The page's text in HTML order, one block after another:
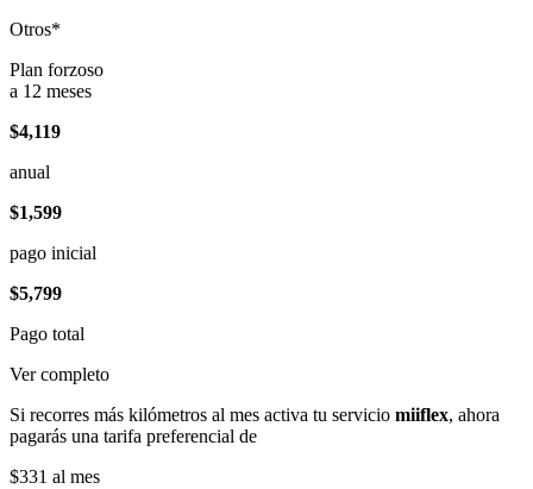
Otros*
Plan forzoso
a 12 meses
$4,119
anual
$1,599
pago inicial
$5,799
Pago total
Ver completo
Si recorres más kilómetros al mes activa tu servicio miiflex, ahora
pagarás una tarifa preferencial de
$331 al mes